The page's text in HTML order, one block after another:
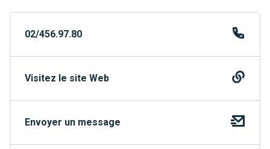
02/456.97.80
Visitez le site Web
Envoyer un message